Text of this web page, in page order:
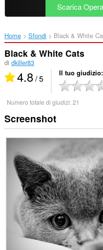
Scarica Opera
Home Sfondi Black & White
Black & White Cats
di dkiller83
4.8/ 5 Il tuo giudizio
Numero totale di giudizi:21
Screenshot